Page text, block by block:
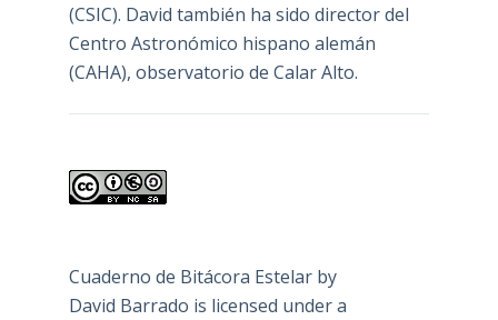
(CSIC). David también ha sido director del
Centro Astronómico hispano alemán
(CAHA), observatorio de Calar Alto.
Cuaderno de Bitácora Estelarby
David Barrado is licensed under a